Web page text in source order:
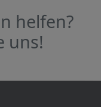
helfen?
uns!